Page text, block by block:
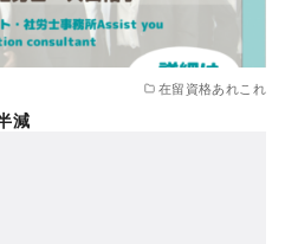
在留資格あれこれ
減